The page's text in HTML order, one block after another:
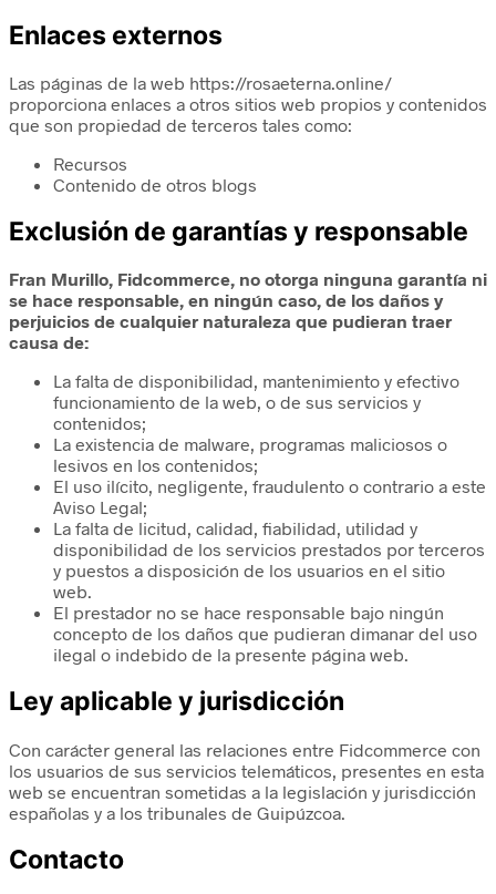
Enlaces externos
Las páginas de la web https://rosaeterna.online/
proporciona enlaces a otros sitios web propios y contenidos
que son propiedad de terceros tales como:
Recursos
Contenido de otros blogs
Exclusión de garantías y responsable
Fran Murillo, Fidcommerce, no otorga ninguna garantía ni
se hace responsable, en ningún caso, de los daños y
perjuicios de cualquier naturaleza que pudieran traer
causa de:
La falta de disponibilidad, mantenimiento y efectivo
funcionamiento de la web, o de sus servicios y
contenidos;
La existencia de malware, programas maliciosos o
lesivos en los contenidos;
El uso ilícito, negligente, fraudulento o contrario a este
Aviso Legal;
La falta de licitud, calidad, fiabilidad, utilidad y
disponibilidad de los servicios prestados por terceros
y puestos a disposición de los usuarios en el sitio
web.
El prestador no se hace responsable bajo ningún
concepto de los daños que pudieran dimanar del uso
ilegal o indebido de la presente página web.
Ley aplicable y jurisdicción
Con carácter general las relaciones entre Fidcommerce con
los usuarios de sus servicios telemáticos, presentes en esta
web se encuentran sometidas a la legislación y jurisdicción
españolas y a los tribunales de Guipúzcoa.
Contacto